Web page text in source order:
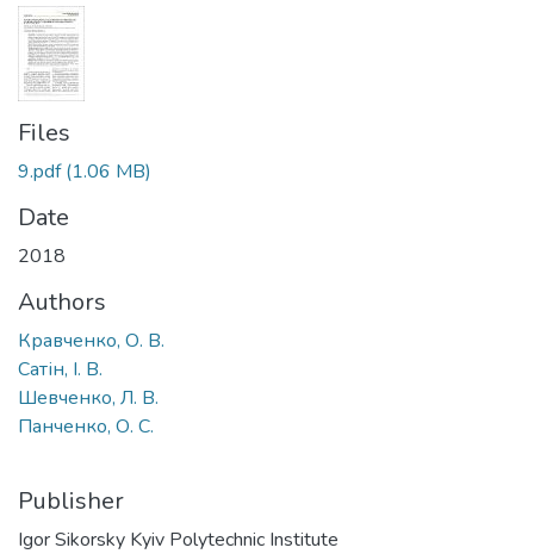
Files
9.pdf(1.06 MB)
Date
2018
Authors
Кравченко, О. В.
Сатін, І. В.
Шевченко, Л. В.
Панченко, О. С.
Publisher
Igor Sikorsky Kyiv Polytechnic Institute